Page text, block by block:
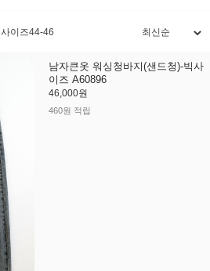
사이즈44-46
남자큰옷 워싱청바지(샌드청)-빅사
이즈 A60896
46,000원
460원 적립